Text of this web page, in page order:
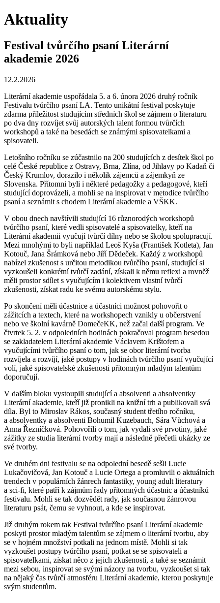
Aktuality
Festival tvůrčího psaní Literární
akademie 2026
12.2.2026
Literární akademie uspořádala 5. a 6. února 2026 druhý ročník
Festivalu tvůrčího psaní LA. Tento unikátní festival poskytuje
zdarma příležitost studujícím středních škol se zájmem o literaturu
po dva dny rozvíjet svůj autorských talent formou tvůrčích
workshopů a také na besedách se známými spisovatelkami a
spisovateli.
Letošního ročníku se zúčastnilo na 200 studujících z desítek škol po
celé České republice z Ostravy, Brna, Zlína, od Jihlavy po Kadaň či
Český Krumlov, dorazilo i několik zájemců a zájemkyň ze
Slovenska. Přítomni byli i některé pedagožky a pedagogové, kteří
studující doprovázeli, a mohli se na inspirovat v metodice tvůrčího
psaní a seznámit s chodem Literární akademie a VŠKK.
V obou dnech navštívili studující 16 různorodých workshopů
tvůrčího psaní, které vedli spisovatelé a spisovatelky, kteří na
Literární akademii vyučují tvůrčí dílny nebo se školou spolupracují.
Mezi mnohými to byli například Leoš Kyša (František Kotleta), Jan
Kotouč, Jana Šrámková nebo Jiří Dědeček. Každý z workshopů
nabízel zkušenost s určitou metodikou tvůrčího psaní, studující si
vyzkoušeli konkrétní tvůrčí zadání, získali k němu reflexi a rovněž
měli prostor sdílet s vyučujícím i kolektivem vlastní tvůrčí
zkušenosti, získat radu ke svému autorskému stylu.
Po skončení měli účastnice a účastníci možnost pohovořit o
zážitcích a textech, které na workshopech vznikly u občerstvení
nebo ve školní kavárně DomečeKK, než začal další program. Ve
čtvrtek 5. 2. v odpoledních hodinách pokračoval program besedou
se zakladatelem Literární akademie Václavem Krištofem a
vyučujícími tvůrčího psaní o tom, jak se obor literární tvorba
rozvíjela a rozvíjí, jaké postupy v hodinách tvůrčího psaní vyučující
volí, jaké spisovatelské zkušenosti přítomným mladým talentům
doporučují.
V dalším bloku vystoupili studující a absolventi a absolventky
Literární akademie, kteří již pronikli na knižní trh a publikovali svá
díla. Byl to Miroslav Rákos, současný student třetího ročníku,
a absolventky a absolventi Bohumil Kuzebauch, Sára Vůchová a
Anna Řezníčková. Pohovořili o tom, jak vydali své prvotiny, jaké
zážitky ze studia literární tvorby mají a následně přečetli ukázky ze
své tvorby.
Ve druhém dni festivalu se na odpolední besedě sešli Lucie
Lukačovičová, Jan Kotouč a Lucie Ortega a promluvili o aktuálních
trendech v populárních žánrech fantastiky, young adult literatury
a sci-fi, které patří k zájmům řady přítomných účastnic a účastníků
festivalu. Mohli se tak dozvědět rady, jak současnou žánrovou
literaturu psát, čemu se vyhnout, a kde se inspirovat.
Již druhým rokem tak Festival tvůrčího psaní Literární akademie
poskytl prostor mladým talentům se zájmem o literární tvorbu, aby
se v hojném množství potkali na jednom místě. Mohli si tak
vyzkoušet postupy tvůrčího psaní, potkat se se spisovateli a
spisovatelkami, získat něco z jejich zkušeností, a také se seznámit
mezi sebou, inspirovat se svými názory na tvorbu, vyzkoušet si tak
na nějaký čas tvůrčí atmosféru Literární akademie, kterou poskytuje
svým studentům.